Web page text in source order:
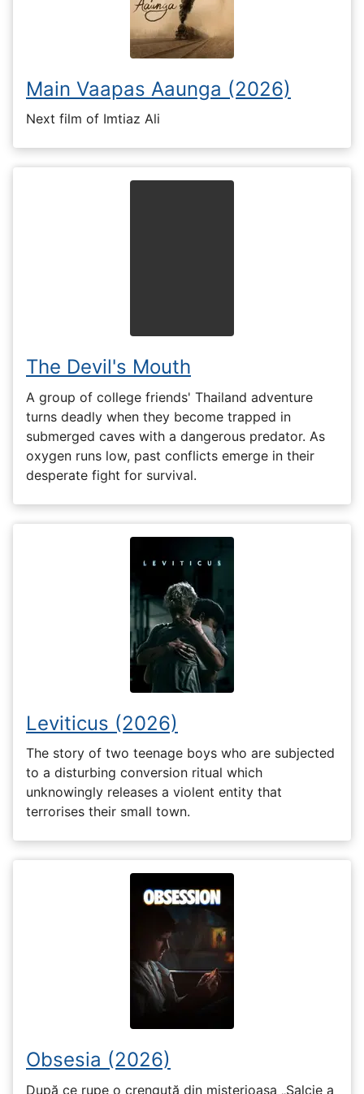
Main Vaapas Aaunga (2026)
Next film of Imtiaz Ali
The Devil's Mouth
A group of college friends' Thailand adventure
turns deadly when they become trapped in
submerged caves with a dangerous predator. As
oxygen runs low, past conflicts emerge in their
desperate fight for survival.
Leviticus (2026)
The story of two teenage boys who are subjected
to a disturbing conversion ritual which
unknowingly releases a violent entity that
terrorises their small town.
Obsesia (2026)
După ce rupe o crenguță din misterioasa „Salcie a